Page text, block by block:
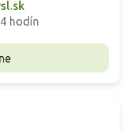
hodín